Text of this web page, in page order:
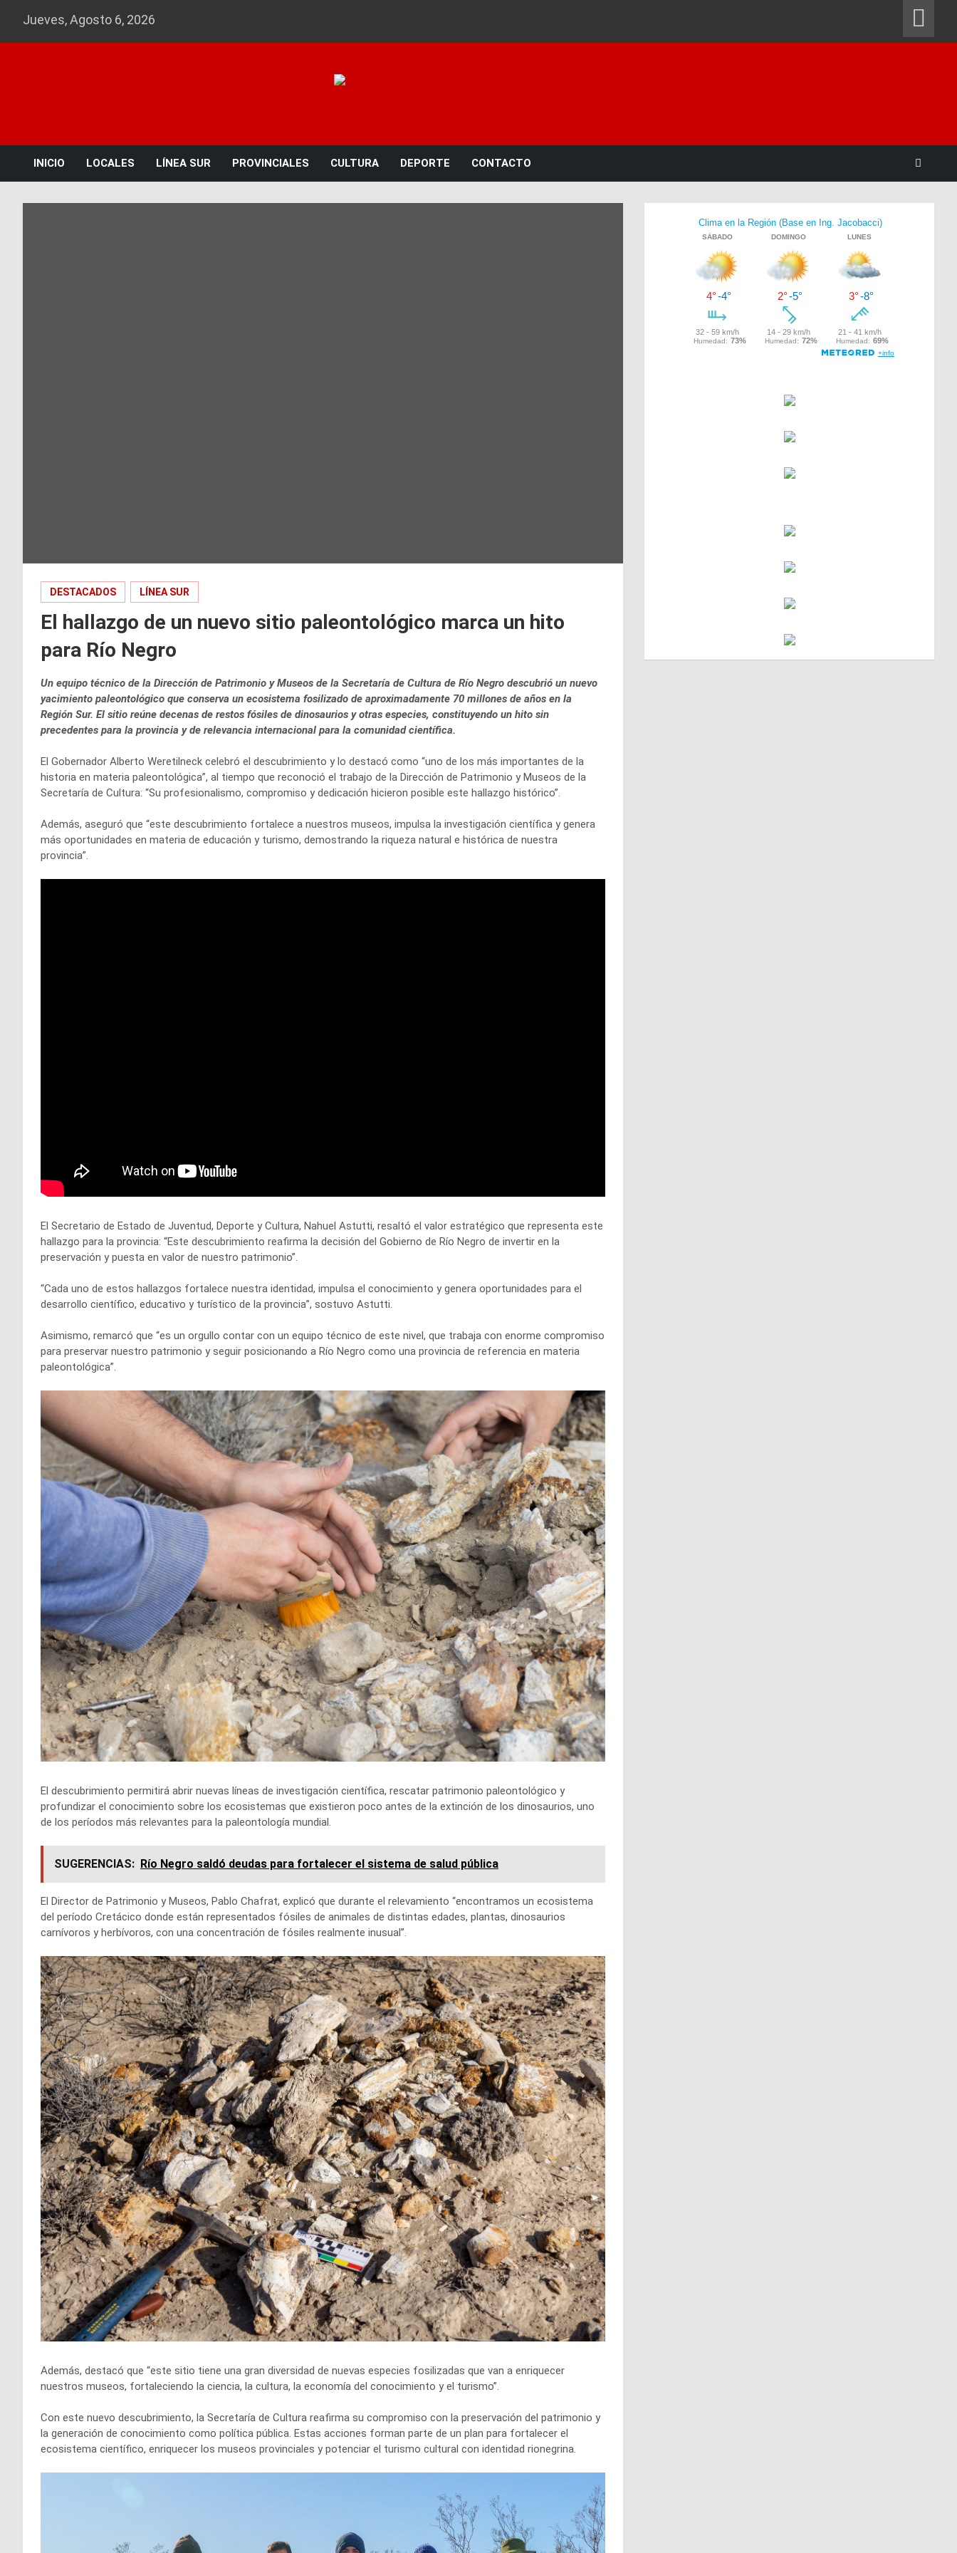
Jueves, Agosto 6, 2026
INICIO LOCALES LÍNEA SUR PROVINCIALES CULTURA DEPORTE CONTACTO
DESTACADOS LÍNEA SUR
El hallazgo de un nuevo sitio paleontológico marca un hito
para Río Negro
Un equipo técnico de la Dirección de Patrimonio y Museos de la Secretaría de Cultura de Río Negro descubrió un nuevo
yacimiento paleontológico que conserva un ecosistema fosilizado de aproximadamente 70 millones de años en la
Región Sur. El sitio reúne decenas de restos fósiles de dinosaurios y otras especies, constituyendo un hito sin
precedentes para la provincia y de relevancia internacional para la comunidad científica.
El Gobernador Alberto Weretilneck celebró el descubrimiento y lo destacó como “uno de los más importantes de la
historia en materia paleontológica”, al tiempo que reconoció el trabajo de la Dirección de Patrimonio y Museos de la
Secretaría de Cultura: “Su profesionalismo, compromiso y dedicación hicieron posible este hallazgo histórico”.
Además, aseguró que “este descubrimiento fortalece a nuestros museos, impulsa la investigación científica y genera
más oportunidades en materia de educación y turismo, demostrando la riqueza natural e histórica de nuestra
provincia”.
El Secretario de Estado de Juventud, Deporte y Cultura, Nahuel Astutti, resaltó el valor estratégico que representa este
hallazgo para la provincia: “Este descubrimiento reafirma la decisión del Gobierno de Río Negro de invertir en la
preservación y puesta en valor de nuestro patrimonio”.
“Cada uno de estos hallazgos fortalece nuestra identidad, impulsa el conocimiento y genera oportunidades para el
desarrollo científico, educativo y turístico de la provincia”, sostuvo Astutti.
Asimismo, remarcó que “es un orgullo contar con un equipo técnico de este nivel, que trabaja con enorme compromiso
para preservar nuestro patrimonio y seguir posicionando a Río Negro como una provincia de referencia en materia
paleontológica”.
El descubrimiento permitirá abrir nuevas líneas de investigación científica, rescatar patrimonio paleontológico y
profundizar el conocimiento sobre los ecosistemas que existieron poco antes de la extinción de los dinosaurios, uno
de los períodos más relevantes para la paleontología mundial.
SUGERENCIAS: Río Negro saldó deudas para fortalecer el sistema de salud pública
El Director de Patrimonio y Museos, Pablo Chafrat, explicó que durante el relevamiento “encontramos un ecosistema
del período Cretácico donde están representados fósiles de animales de distintas edades, plantas, dinosaurios
carnívoros y herbívoros, con una concentración de fósiles realmente inusual”.
Además, destacó que “este sitio tiene una gran diversidad de nuevas especies fosilizadas que van a enriquecer
nuestros museos, fortaleciendo la ciencia, la cultura, la economía del conocimiento y el turismo”.
Con este nuevo descubrimiento, la Secretaría de Cultura reafirma su compromiso con la preservación del patrimonio y
la generación de conocimiento como política pública. Estas acciones forman parte de un plan para fortalecer el
ecosistema científico, enriquecer los museos provinciales y potenciar el turismo cultural con identidad rionegrina.